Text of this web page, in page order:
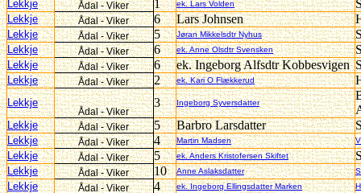
Lekkje Ådal - Viker 1 ek. Lars Volden
Lekkje Ådal - Viker 6 Lars Johnsen
Lekkje Ådal - Viker 5 Jøran Mikkelsdtr Nyhus
Lekkje Ådal - Viker 6 ek. Anne Olsdtr Svensken
Lekkje Ådal - Viker 6 ek. Ingeborg Alfsdtr Kobbesvigen
Lekkje Ådal - Viker 2 ek. Kari O Flækkerud
Lekkje
Ådal - Viker
3 Ingeborg Syversdatter
Lekkje Ådal - Viker 5 Barbro Larsdatter
Lekkje Ådal - Viker 4 Martin Madsen
Lekkje Ådal - Viker 5 ek. Anders Kristofersen Skiftet
Lekkje Ådal - Viker 10 Anne Aslaksdatter
Lekkje Ådal - Viker 4 ek. Ingeborg Ellingsdatter Marken